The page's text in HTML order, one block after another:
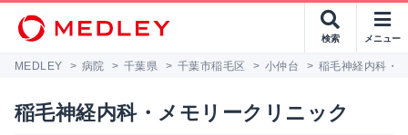
検索 メニュー
MEDLEY > 病院 > 千葉県 > 千葉市稲毛区 > 小仲台 > 稲毛神経内科・
稲毛神経内科・メモリークリニック